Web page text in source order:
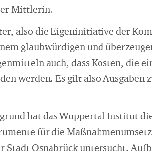
Mittlerin.
also die Eigeninitiative der
glaubwürdigen und
auch, dass Kosten, die
werden. Es gilt also Ausgaben
hat das Wuppertal Institut
für die
Stadt Osnabrück untersucht.